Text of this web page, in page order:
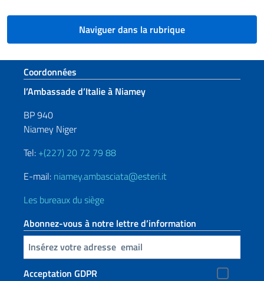
Naviguer dans la rubrique
Section de pied de page
Coordonnées
l’Ambassade d’Italie à Niamey
BP 940
Niamey Niger
Tel: +(227) 20 72 79 88
E-mail: niamey.ambasciata@esteri.it
Les bureaux du siège
Abonnez-vous à notre lettre d’information
Insert your email
Acceptation GDPR